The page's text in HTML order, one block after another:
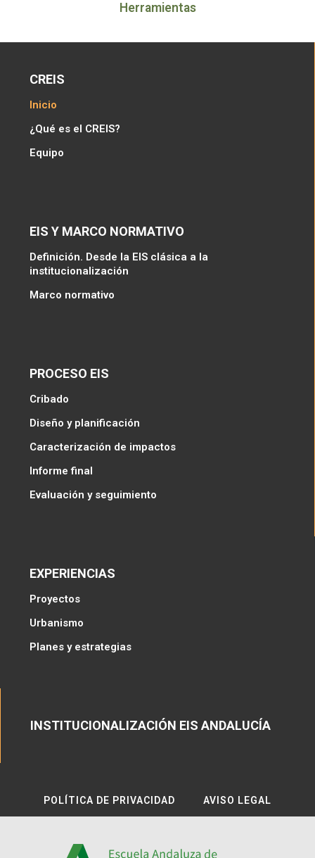
Herramientas
CREIS
Inicio
¿Qué es el CREIS?
Equipo
EIS Y MARCO NORMATIVO
Definición. Desde la EIS clásica a la
institucionalización
Marco normativo
PROCESO EIS
Cribado
Diseño y planificación
Caracterización de impactos
Informe final
Evaluación y seguimiento
EXPERIENCIAS
Proyectos
Urbanismo
Planes y estrategias
INSTITUCIONALIZACIÓN EIS ANDALUCÍA
POLÍTICA DE PRIVACIDAD AVISO LEGAL